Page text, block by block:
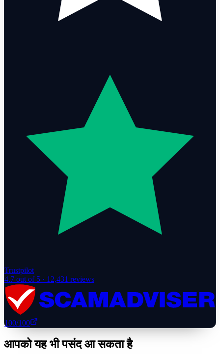
Trustpilot
4.7 out of 5 · 12,431 reviews
100/100
आपको यह भी पसंद आ सकता है